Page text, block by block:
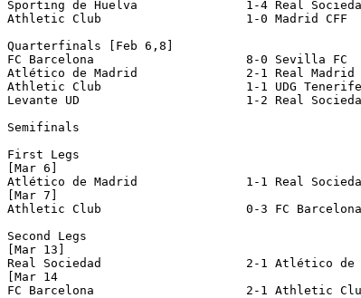
Sporting de Huelva               1-4 Real
Athletic Club                    1-0 Madrid CFF
Quarterfinals [Feb 6,8]
FC Barcelona                     8-0 Sevilla FC
Atlético de Madrid               2-1 Real Madrid
Athletic Club                    1-1 UDG
Levante UD                       1-2 Real
Semifinals
First Legs
[Mar 6]
Atlético de Madrid               1-1 Real
[Mar 7]
Athletic Club                    0-3 FC Barcelona
Second Legs
[Mar 13]
Real Sociedad                    2-1 Atlético de
[Mar 14
FC Barcelona                     2-1 Athletic